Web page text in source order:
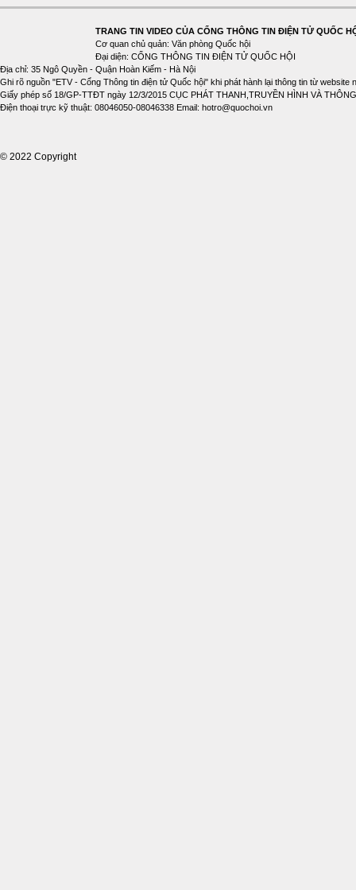
TRANG TIN VIDEO CỦA CỔNG THÔNG TIN ĐIỆN TỬ QUỐC
Cơ quan chủ quản: Văn phòng Quốc hội
Đại diện: CỔNG THÔNG TIN ĐIỆN TỬ QUỐC HỘI
Địa chỉ: 35 Ngô Quyền - Quận Hoàn Kiếm - Hà Nội
Ghi rõ nguồn "ETV - Cổng Thông tin điện tử Quốc hội" khi phát hành lại thông tin từ website
Giấy phép số 18/GP-TTĐT ngày 12/3/2015 CỤC PHÁT THANH,TRUYỀN HÌNH VÀ
Điện thoại trực kỹ thuật: 08046050-08046338 Email: hotro@quochoi.vn
© 2022 Copyright